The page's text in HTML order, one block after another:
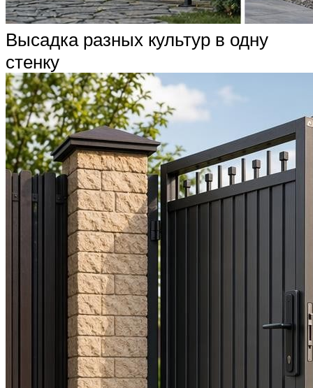
Высадка разных культур в одну
стенку